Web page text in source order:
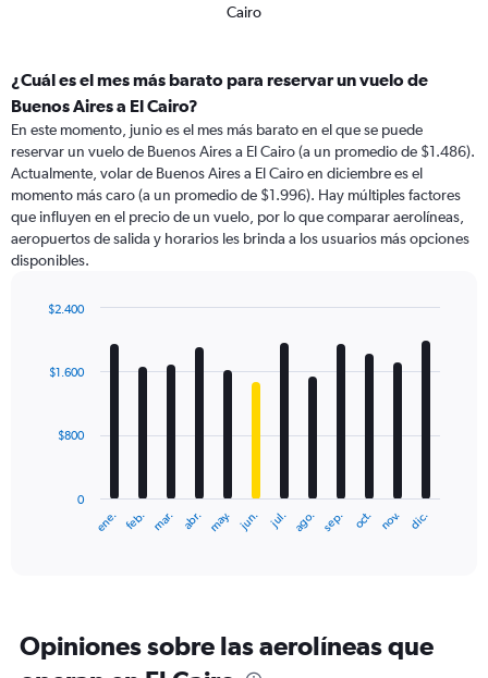
Cairo
¿Cuál es el mes más barato para reservar un vuelo de
Buenos Aires a El Cairo?
En este momento, junio es el mes más barato en el que se puede
reservar un vuelo de Buenos Aires a El Cairo (a un promedio de $1.486).
Actualmente, volar de Buenos Aires a El Cairo en diciembre es el
momento más caro (a un promedio de $1.996). Hay múltiples factores
que influyen en el precio de un vuelo, por lo que comparar aerolíneas,
aeropuertos de salida y horarios les brinda a los usuarios más opciones
disponibles.
with
12
The
categories.
ene. feb. mar. abr. may. jun. jul. ago. sep. oct. nov. dic.
0
$800
$1.600
$2.400
Opiniones sobre las aerolíneas que